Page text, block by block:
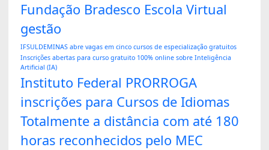
Fundação Bradesco Escola Virtual
gestão
IFSULDEMINAS abre vagas em cinco cursos de especialização gratuitos
Inscrições abertas para curso gratuito 100% online sobre Inteligência
Artificial (IA)
Instituto Federal PRORROGA
inscrições para Cursos de Idiomas
Totalmente a distância com até 180
horas reconhecidos pelo MEC